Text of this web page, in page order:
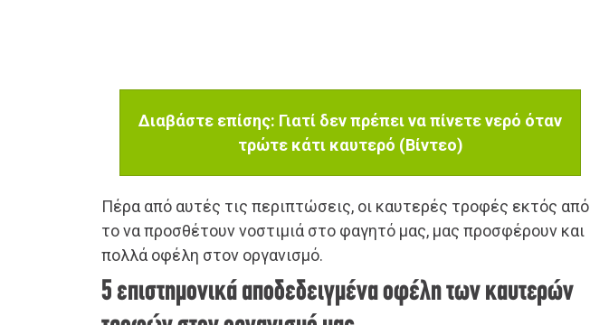
Διαβάστε επίσης: Γιατί δεν πρέπει να πίνετε νερό όταν
τρώτε κάτι καυτερό (Βίντεο)
Πέρα από αυτές τις περιπτώσεις, οι καυτερές τροφές εκτός από
το να προσθέτουν νοστιμιά στο φαγητό μας, μας προσφέρουν και
πολλά οφέλη στον οργανισμό.
5 επιστημονικά αποδεδειγμένα οφέλη των καυτερών